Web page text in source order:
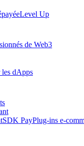
Level Up
de Web3
dApps
SDK PayPlug-ins e-